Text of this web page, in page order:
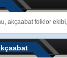
Trabzon
FATİH
akçaabat folklor